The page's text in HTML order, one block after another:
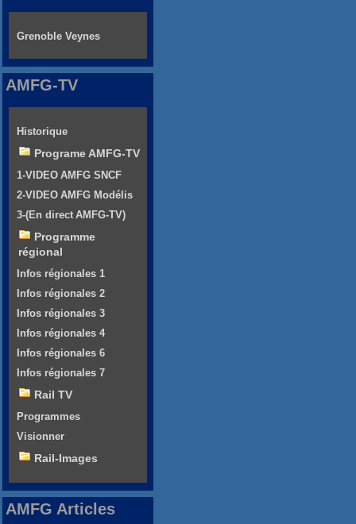
Grenoble Veynes
AMFG-TV
Historique
Programe AMFG-TV
1-VIDEO AMFG SNCF
2-VIDEO AMFG Modélis
3-(En direct AMFG-TV)
Programme
régional
Infos régionales 1
Infos régionales 2
Infos régionales 3
Infos régionales 4
Infos régionales 6
Infos régionales 7
Rail TV
Programmes
Visionner
Rail-Images
AMFG Articles